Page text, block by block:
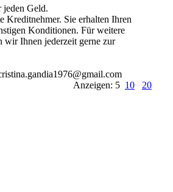
Geld.
Kreditnehmer. Sie erhalten Ihren
Konditionen. Für weitere
wir Ihnen jederzeit gerne zur
Anzeigen: 5 10 20